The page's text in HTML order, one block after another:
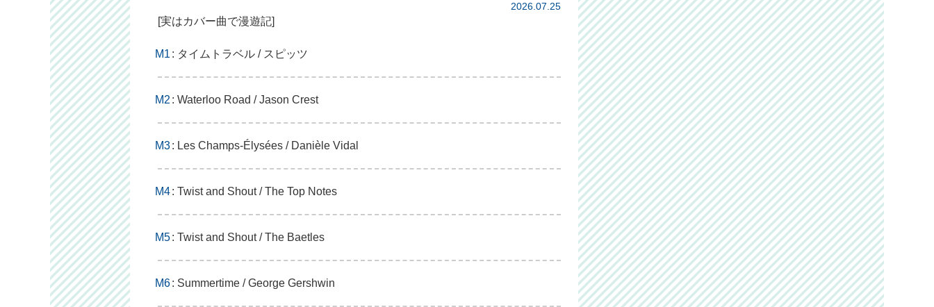
2026.07.25
[実はカバー曲で漫遊記]
M1 : タイムトラベル / スピッツ
M2 : Waterloo Road / Jason Crest
M3: Les Champs-Élysées / Danièle Vidal
M4: Twist and Shout / The Top Notes
M5: Twist and Shout / The Baetles
M6: Summertime / George Gershwin